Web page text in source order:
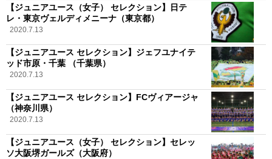
【ジュニアユース（女子） セレクション】日テ
レ・東京ヴェルディメニーナ（東京都）
2020.7.13
【ジュニアユース セレクション】ジェフユナイテ
ッド市原・千葉 （千葉県）
2020.7.13
【ジュニアユース セレクション】FCヴィアージャ
（神奈川県）
2020.7.13
【ジュニアユース（女子） セレクション】セレッ
ソ大阪堺ガールズ（大阪府）